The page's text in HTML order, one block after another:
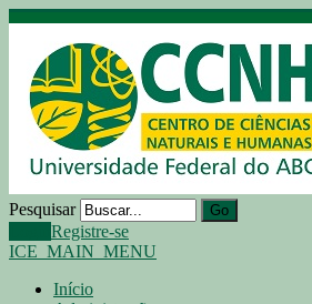
Pesquisar Go
Registre-se
ICE_MAIN_MENU
Início